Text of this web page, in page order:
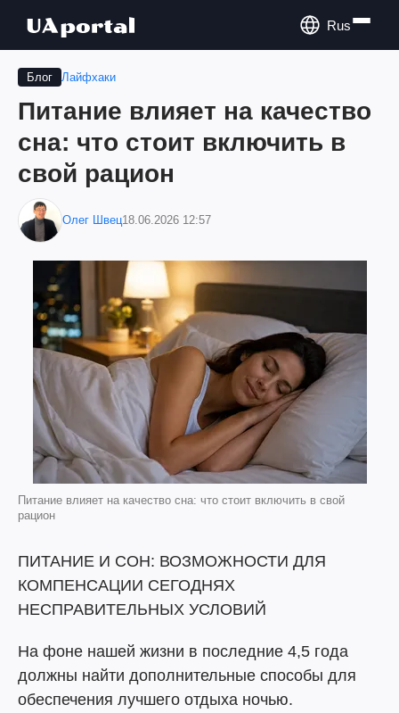
Rus
Блог Лайфхаки
Питание влияет на качество
сна: что стоит включить в
свой рацион
Олег Швец18.06.2026 12:57
Питание влияет на качество сна: что стоит включить в свой
рацион
ПИТАНИЕ И СОН: ВОЗМОЖНОСТИ ДЛЯ
КОМПЕНСАЦИИ СЕГОДНЯХ
НЕСПРАВИТЕЛЬНЫХ УСЛОВИЙ
На фоне нашей жизни в последние 4,5 года
должны найти дополнительные способы для
обеспечения лучшего отдыха ночью.